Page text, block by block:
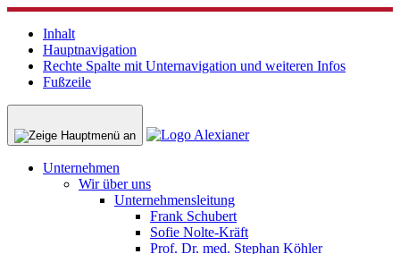
Inhalt
Hauptnavigation
Rechte Spalte mit Unternavigation und weiteren Infos
Fußzeile
Unternehmen
Wir über uns
Unternehmensleitung
Frank Schubert
Sofie Nolte-Kräft
Prof. Dr. med. Stephan Köhler